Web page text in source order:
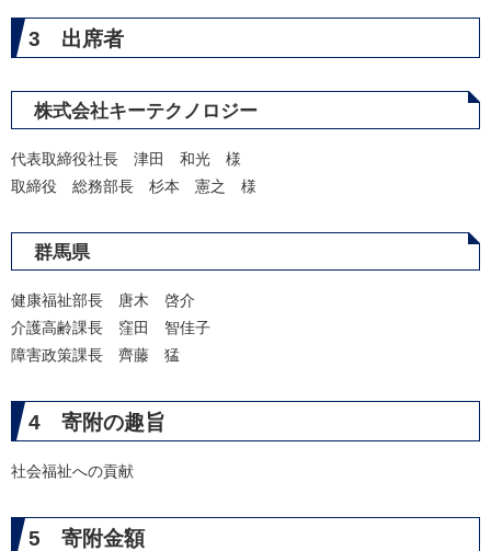
3 出席者
株式会社キーテクノロジー
代表取締役社長 津田 和光 様
取締役 総務部長 杉本 憲之 様
群馬県
健康福祉部長 唐木 啓介
介護高齢課長 窪田 智佳子
障害政策課長 齊藤 猛
4 寄附の趣旨
社会福祉への貢献
5 寄附金額